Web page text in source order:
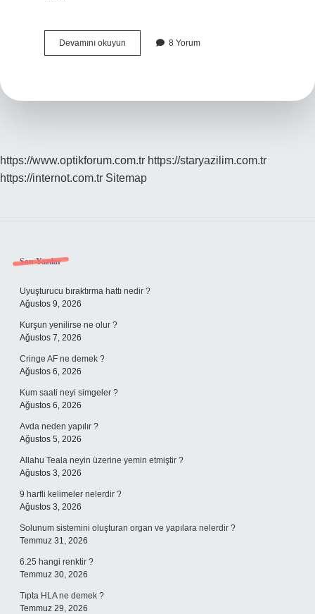
Devamını okuyun
nasıl
8 Yorum
https://www.optikforum.com.tr https://staryazilim.com.tr
https://internot.com.tr Sitemap
Sidebar
Son Yazılar
Uyuşturucu bıraktırma hattı nedir ?
Ağustos 9, 2026
Kurşun yenilirse ne olur ?
Ağustos 7, 2026
Cringe AF ne demek ?
Ağustos 6, 2026
Kum saati neyi simgeler ?
Ağustos 6, 2026
Avda neden yapılır ?
Ağustos 5, 2026
Allahu Teala neyin üzerine yemin etmiştir ?
Ağustos 3, 2026
9 harfli kelimeler nelerdir ?
Ağustos 3, 2026
Solunum sistemini oluşturan organ ve yapılara nelerdir ?
Temmuz 31, 2026
6.25 hangi renktir ?
Temmuz 30, 2026
Tıpta HLA ne demek ?
Temmuz 29, 2026